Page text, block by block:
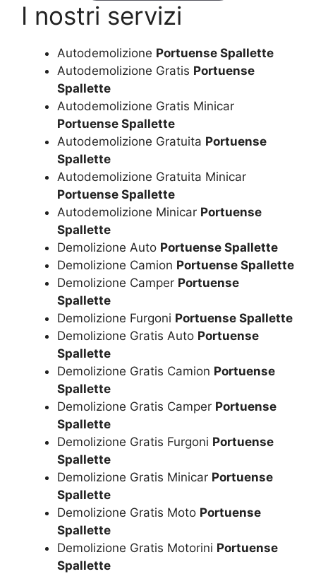
I nostri servizi
Autodemolizione Portuense Spallette
Autodemolizione Gratis Portuense
Spallette
Autodemolizione Gratis Minicar
Portuense Spallette
Autodemolizione Gratuita Portuense
Spallette
Autodemolizione Gratuita Minicar
Portuense Spallette
Autodemolizione Minicar Portuense
Spallette
Demolizione Auto Portuense Spallette
Demolizione Camion Portuense Spallette
Demolizione Camper Portuense
Spallette
Demolizione Furgoni Portuense Spallette
Demolizione Gratis Auto Portuense
Spallette
Demolizione Gratis Camion Portuense
Spallette
Demolizione Gratis Camper Portuense
Spallette
Demolizione Gratis Furgoni Portuense
Spallette
Demolizione Gratis Minicar Portuense
Spallette
Demolizione Gratis Moto Portuense
Spallette
Demolizione Gratis Motorini Portuense
Spallette